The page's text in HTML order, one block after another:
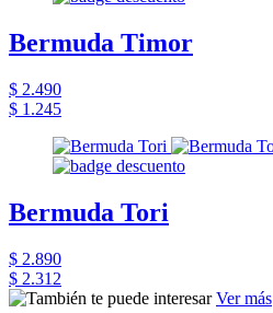
Bermuda Timor
$ 2.490
$ 1.245
Bermuda Tori
$ 2.890
$ 2.312
Ver más